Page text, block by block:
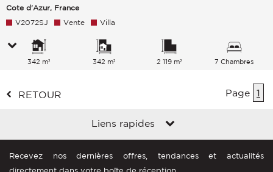
Cote d'Azur, France
V2072SJ Vente Villa
342 m² 342 m² 2 119 m² 7 Chambres
RETOUR Page 1
Liens rapides
Recevez nos dernières offres, tendances et actualités